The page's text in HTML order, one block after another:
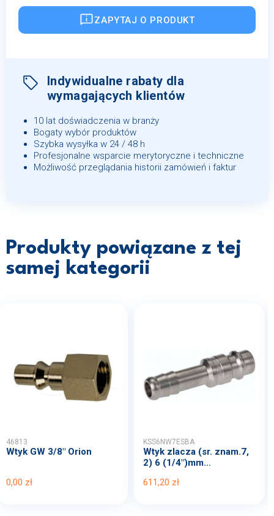
ZAPYTAJ O PRODUKT
Indywidualne rabaty dla
wymagających klientów
10 lat doświadczenia w branży
Bogaty wybór produktów
Szybka wysyłka w 24 / 48 h
Profesjonalne wsparcie merytoryczne i techniczne
Możliwość przeglądania historii zamówień i faktur
Produkty powiązane z tej
samej kategorii
46813
Wtyk GW 3/8" Orion
0,00 zł
KSS6NW7ESBA
Wtyk zlacza (sr. znam.7,
2) 6 (1/4")mm...
611,20 zł